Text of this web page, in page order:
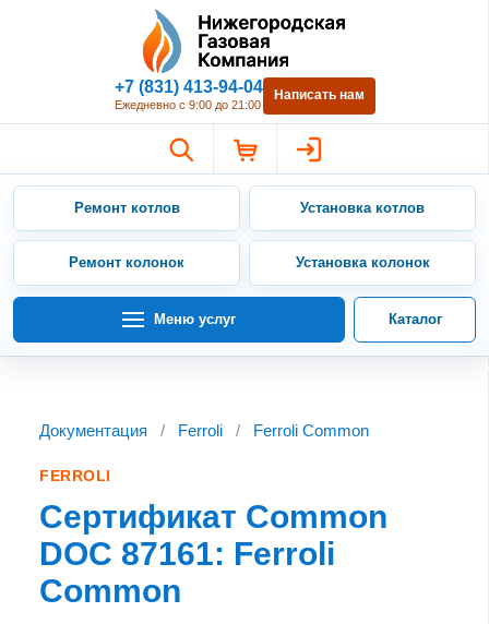
Нижегородская Газовая
+7 (831) 413-94-04
Ежедневно с 9:00 до 21:00
Написать нам
Ремонт котлов Установка котлов
Ремонт колонок Установка колонок
Меню услуг Каталог
Документация / Ferroli / Ferroli Common
FERROLI
Сертификат Common
DOC 87161: Ferroli
Common